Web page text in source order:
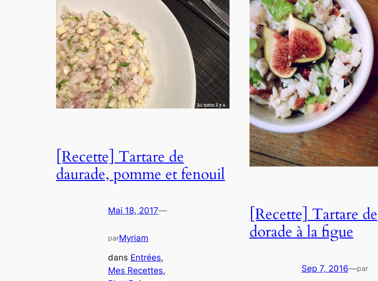
[Recette] Tartare de
daurade, pomme et fenouil
Mai 18, 2017—
parMyriam
dans Entrées
Mes Recettes
[Recette] Tartare de
dorade à la figue
Sep 7, 2016—par